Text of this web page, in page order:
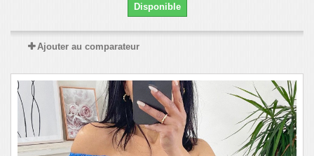
Disponible
Ajouter au comparateur